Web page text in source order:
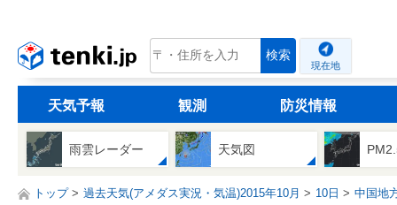
tenki.jp 検索
現在地
天気予報 観測 防災情報
雨雲レーダー 天気図
トップ 過去天気(アメダス実況・気温)2015年10月 10日 中国地